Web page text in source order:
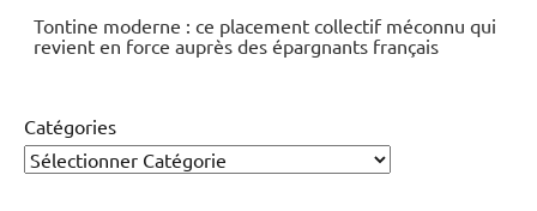
Tontine moderne : ce placement collectif méconnu qui
revient en force auprès des épargnants français
Catégories